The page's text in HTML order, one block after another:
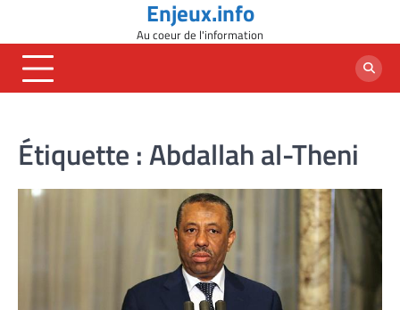
content
Enjeux.info
Au coeur de l'information
Étiquette :Abdallah al-Theni